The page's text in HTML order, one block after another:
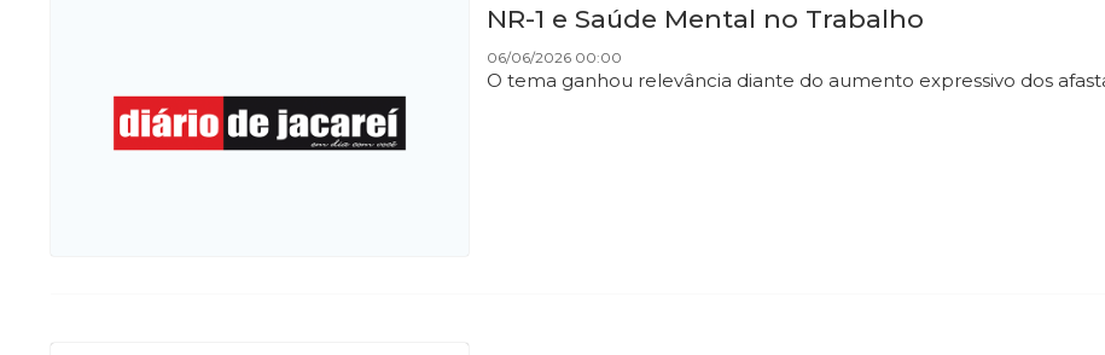
NR-1 e Saúde Mental no Trabalho
06/06/2026 00:00
O tema ganhou relevância diante do aumento expressivo dos